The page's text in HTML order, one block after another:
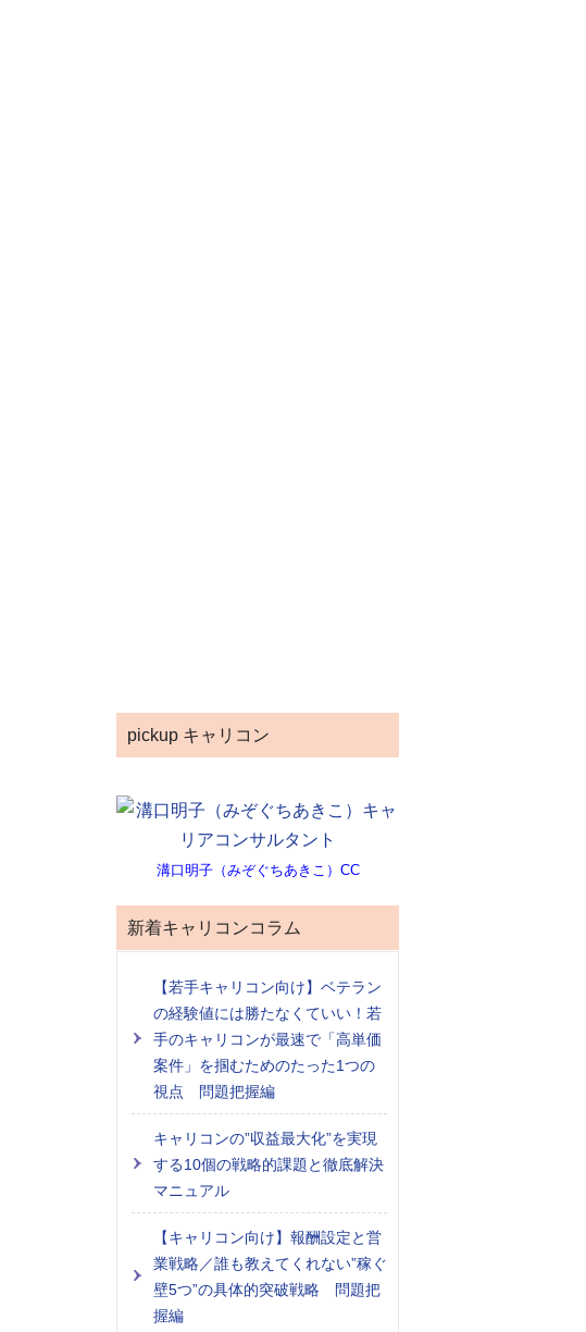
pickup キャリコン
溝口明子（みぞぐちあきこ）CC
新着キャリコンコラム
【若手キャリコン向け】ベテラン
の経験値には勝たなくていい！若
手のキャリコンが最速で「高単価
案件」を掴むためのたった1つの
視点 問題把握編
キャリコンの”収益最大化”を実現
する10個の戦略的課題と徹底解決
マニュアル
【キャリコン向け】報酬設定と営
業戦略／誰も教えてくれない”稼ぐ
壁5つ”の具体的突破戦略 問題把
握編